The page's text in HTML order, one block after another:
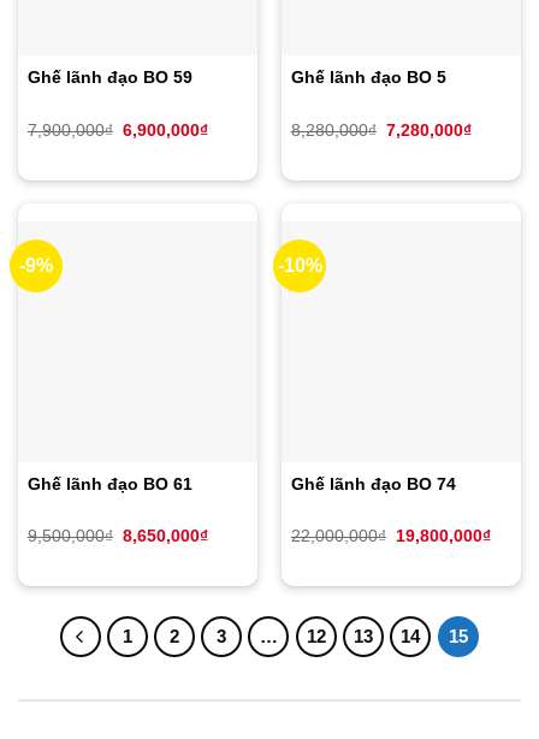
Ghế lãnh đạo BO 59
7,900,000₫ Giá
gốc
6,900,000₫Giá
Ghế lãnh đạo BO 5
8,280,000₫ Giá
gốc
7,280,000₫Giá
-9%
Ghế lãnh đạo BO 61
9,500,000₫ Giá
9,500,000₫.
8,650,000₫Giá
là:
-10%
Ghế lãnh đạo BO 74
22,000,000₫
Giá
22,000,000₫.
19,800,000₫Giá
là:
1 2 3 … 12 13 14 15